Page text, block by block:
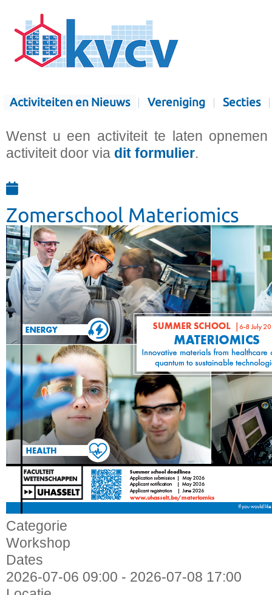
Activiteiten en Nieuws Vereniging Secties
Wenst u een activiteit te laten
activiteit door via dit formulier.
Zomerschool Materiomics
Categorie
Workshop
Dates
2026-07-06 09:00 - 2026-07-08 17:00